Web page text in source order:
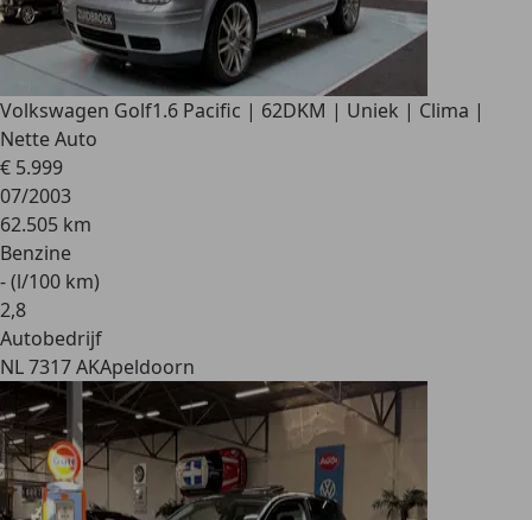
Volkswagen Golf1.6 Pacific | 62DKM | Uniek | Clima |
Nette Auto
€ 5.999
07/2003
62.505 km
Benzine
- (l/100 km)
2,8
Autobedrijf
NL 7317 AKApeldoorn